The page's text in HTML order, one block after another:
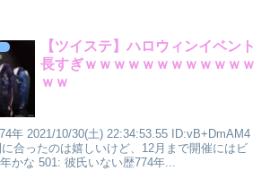
【ツイステ】ハロウィンイベント
長すぎｗｗｗｗｗｗｗｗｗｗｗｗ
ｗｗ
年 2021/10/30(土) 22:34:53.55 ID:vB+DmAM4
合ったのは嬉しいけど、12月まで開催にはビ
かな 501: 彼氏いない歴774年...